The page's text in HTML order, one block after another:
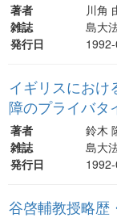
著者
川角
雑誌
島大
発行日
イギリスにおけ
障のプライバタ
著者
鈴木
雑誌
島大
発行日
谷啓輔教授略歴